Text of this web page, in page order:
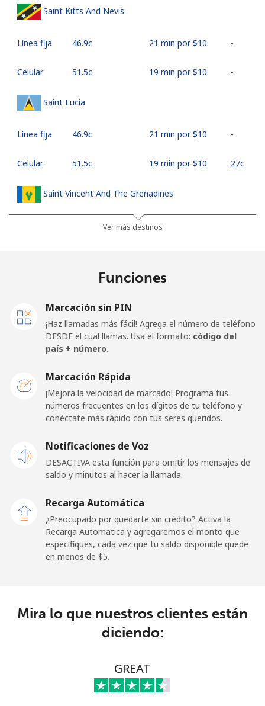
Saint Kitts And Nevis
Línea fija ⁦46.9c⁩ 21 min por ⁦$10⁩ -
Celular ⁦51.5c⁩ 19 min por ⁦$10⁩ -
Saint Lucia
Línea fija ⁦46.9c⁩ 21 min por ⁦$10⁩ -
Celular ⁦51.5c⁩ 19 min por ⁦$10⁩ ⁦27c⁩
Saint Vincent And The Grenadines
23 min por ⁦$10⁩
Línea fija
⁦199.5c⁩
San Marino
Línea fija ⁦33.9c⁩ 29 min por ⁦$10⁩ -
Sao Tome And Principe
country
⁦319.5c⁩
Saudi Arabia
15 min por ⁦$10⁩
17 min por ⁦$10⁩
Ver más destinos
Funciones
Marcación sin PIN
¡Haz llamadas más fácil! Agrega el número de teléfono
DESDE el cual llamas. Usa el formato: código del
país + número.
Marcación Rápida
¡Mejora la velocidad de marcado! Programa tus
números frecuentes en los dígitos de tu teléfono y
conéctate más rápido con tus seres queridos.
Notificaciones de Voz
DESACTIVA esta función para omitir los mensajes de
saldo y minutos al hacer la llamada.
Recarga Automática
¿Preocupado por quedarte sin crédito? Activa la
Recarga Automatica y agregaremos el monto que
especifiques, cada vez que tu saldo disponible quede
en menos de ⁦$5⁩.
Mira lo que nuestros clientes están
diciendo:
GREAT